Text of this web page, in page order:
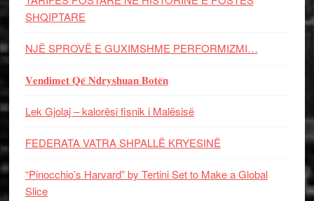
SHQIPTARE
NJË SPROVË E GUXIMSHME PERFORMIZMI…
𝐕𝐞𝐧𝐝𝐢𝐦𝐞𝐭 𝐐𝐞̈ 𝐍𝐝𝐫𝐲𝐬𝐡𝐮𝐚𝐧 𝐁𝐨𝐭𝐞̈𝐧
Lek Gjolaj – kalorësi fisnik i Malësisë
FEDERATA VATRA SHPALLË KRYESINË
“Pinocchio’s Harvard” by Tertini Set to Make a Global
Slice